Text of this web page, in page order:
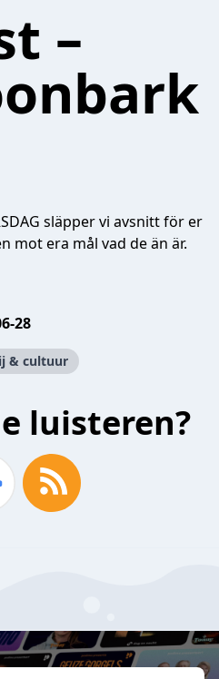
–
släpper vi avsnitt för er
mot era mål vad de än är.
28
& cultuur
luisteren?